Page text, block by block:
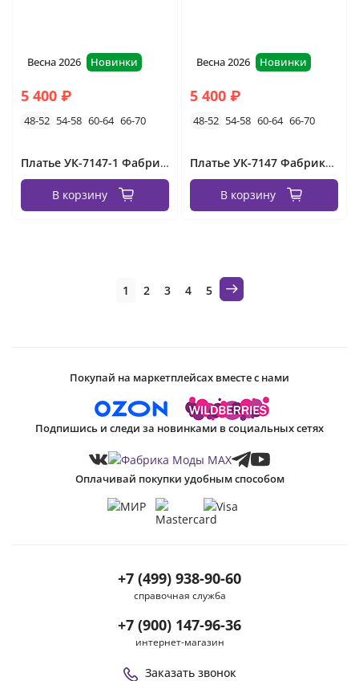
Весна 2026 Новинки
5 400 ₽
48-52 54-58 60-64 66-70
Платье УК-7147-1 Фабрика Моды
В корзину
Весна 2026 Новинки
5 400 ₽
48-52 54-58 60-64 66-70
Платье УК-7147 Фабрика Моды
В корзину
1 2 3 4 5
+7 (499) 938-90-60
справочная служба
+7 (900) 147-96-36
интернет-магазин
Заказать звонок
Покупай на маркетплейсах вместе с нами
Подпишись и следи за новинками в социальных сетях
Оплачивай покупки удобным способом